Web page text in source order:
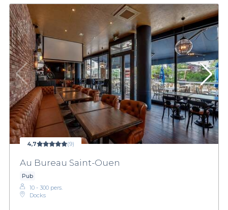
4,7 (9)
Au Bureau Saint-Ouen
Pub
10 - 300 pers.
Docks